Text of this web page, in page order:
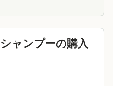
ャンプーの購入